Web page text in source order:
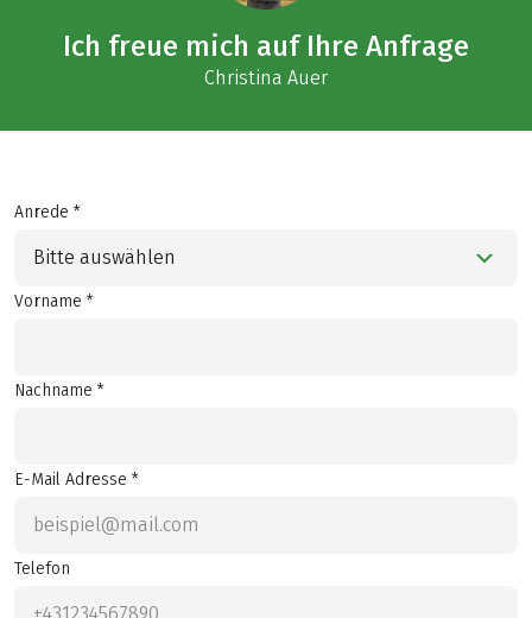
Ich freue mich auf Ihre Anfrage
Christina Auer
Anrede *
Bitte auswählen
Vorname *
Nachname *
E-Mail Adresse *
Telefon